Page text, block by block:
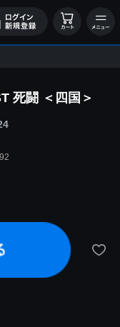
死闘 ＜四国＞